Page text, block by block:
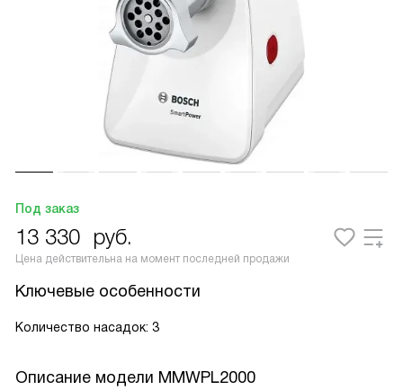
Под заказ
13 330 руб.
Цена действительна на момент последней продажи
Ключевые особенности
Количество насадок: 3
Описание модели MMWPL2000